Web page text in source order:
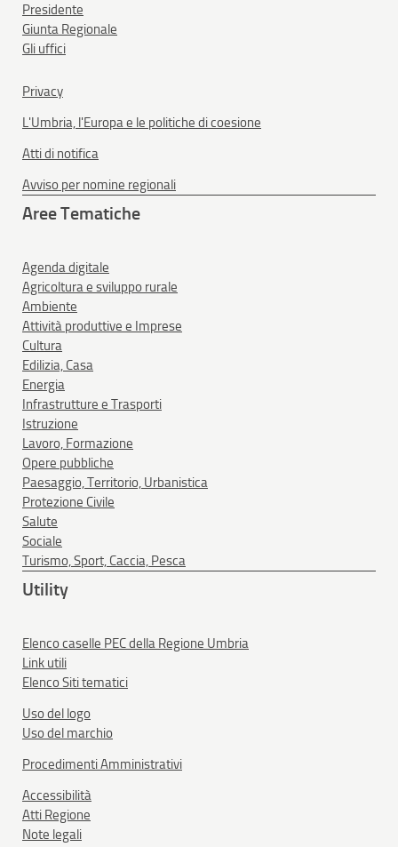
Presidente
Giunta Regionale
Gli uffici
Privacy
L'Umbria, l'Europa e le politiche di coesione
Atti di notifica
Avviso per nomine regionali
Aree Tematiche
Agenda digitale
Agricoltura e sviluppo rurale
Ambiente
Attività produttive e Imprese
Cultura
Edilizia, Casa
Energia
Infrastrutture e Trasporti
Istruzione
Lavoro, Formazione
Opere pubbliche
Paesaggio, Territorio, Urbanistica
Protezione Civile
Salute
Sociale
Turismo, Sport, Caccia, Pesca
Utility
Elenco caselle PEC della Regione Umbria
Link utili
Elenco Siti tematici
Uso del logo
Uso del marchio
Procedimenti Amministrativi
Accessibilità
Atti Regione
Note legali